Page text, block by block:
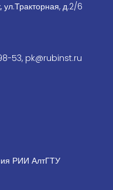
ул.Тракторная, д.2/6
53, pk@rubinst.ru
РИИ АлтГТУ